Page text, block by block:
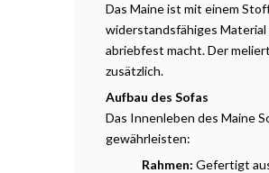
Das Maine ist mit einem
widerstandsfähiges
abriebfest macht. Der
zusätzlich.
Aufbau des Sofas
Das Innenleben des Maine
gewährleisten:
Rahmen: Gefertigt